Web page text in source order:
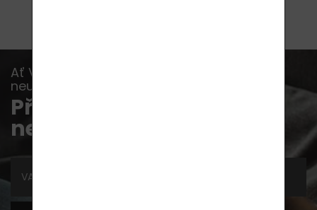
Ať Vám již žádná akce, novinka nebo rada
neunikne...
Přihlaste se k odběru
newsletterů